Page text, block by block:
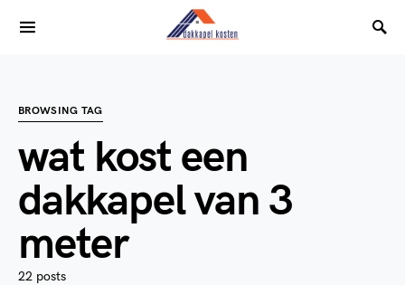
BROWSING TAG
wat kost een
dakkapel van 3
meter
22 posts